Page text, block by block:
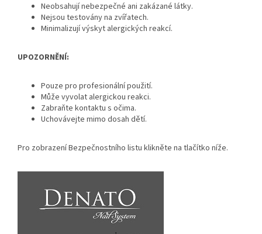
Neobsahují nebezpečné ani zakázané látky.
Nejsou testovány na zvířatech.
Minimalizují výskyt alergických reakcí.
UPOZORNĚNÍ:
Pouze pro profesionální použití.
Může vyvolat alergickou reakci.
Zabraňte kontaktu s očima.
Uchovávejte mimo dosah dětí.
Pro zobrazení Bezpečnostního listu klikněte na tlačítko níže.